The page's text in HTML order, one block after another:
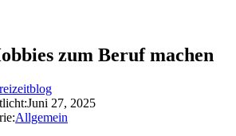
zum Beruf machen
Juni 27, 2025
Allgemein